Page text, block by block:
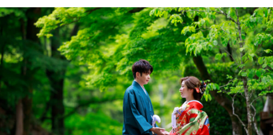
ホスピタリティ
プラン
宴会・会議
アクセス
ご参列の皆さまへ
プライバシーポリシー
採用情報